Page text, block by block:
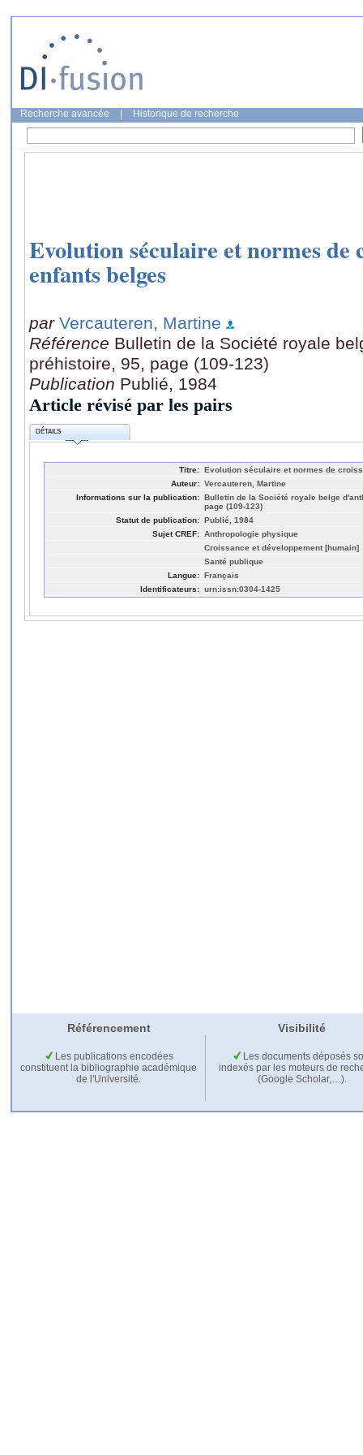
Recherche avancée Historique de recherche
Evolution séculaire et normes de
enfants belges
par Vercauteren, Martine
Référence Bulletin de la Société royale
préhistoire, 95, page (109-123)
Publication Publié, 1984
Article révisé par les pairs
DÉTAILS
Titre: Evolution séculaire et normes de
Auteur: Vercauteren, Martine
Informations sur la publication: Bulletin de la Société royale belge
page (109-123)
Statut de publication: Publié, 1984
Sujet CREF: Anthropologie physique
Croissance et développement [humain]
Santé publique
Langue: Français
Identificateurs: urn:issn:0304-1425
Référencement Visibilité
Les publications encodées
constituent la bibliographie académique
de l'Université.
Les documents déposés
indexés par les moteurs de
(Google Scholar,…).